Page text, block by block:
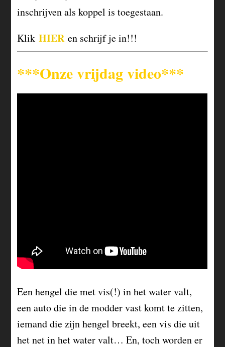
inschrijven als koppel is toegestaan.
KlikHIER en schrijf je in!!!
***Onze vrijdag video***
Een hengel die met vis(!) in het water valt,
een auto die in de modder vast komt te zitten,
iemand die zijn hengel breekt, een vis die uit
het net in het water valt… En, toch worden er